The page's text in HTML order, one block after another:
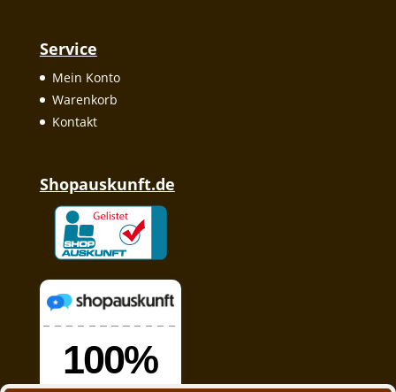
Service
Mein Konto
Warenkorb
Kontakt
Shopauskunft.de